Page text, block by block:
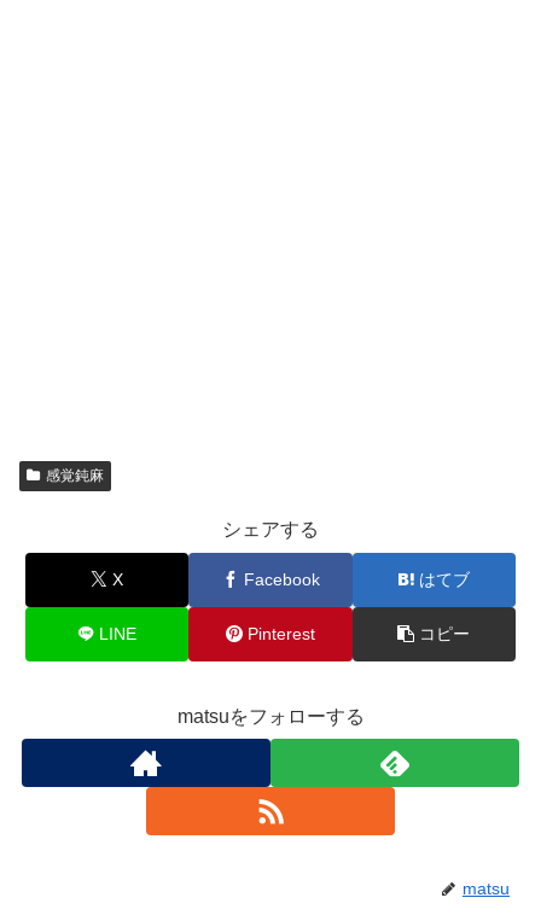
感覚鈍麻
シェアする
X Facebook はてブ
LINE Pinterest コピー
matsuをフォローする
matsu